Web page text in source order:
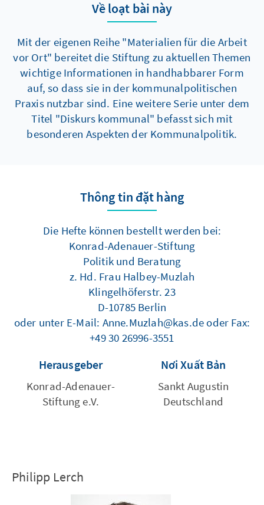
Về loạt bài này
Mit der eigenen Reihe "Materialien für die Arbeit
vor Ort" bereitet die Stiftung zu aktuellen Themen
wichtige Informationen in handhabbarer Form
auf, so dass sie in der kommunalpolitischen
Praxis nutzbar sind. Eine weitere Serie unter dem
Titel "Diskurs kommunal" befasst sich mit
besonderen Aspekten der Kommunalpolitik.
Thông tin đặt hàng
Die Hefte können bestellt werden bei:
Konrad-Adenauer-Stiftung
Politik und Beratung
z. Hd. Frau Halbey-Muzlah
Klingelhöferstr. 23
D-10785 Berlin
oder unter E-Mail: Anne.Muzlah@kas.de oder Fax:
+49 30 26996-3551
Herausgeber
Konrad-Adenauer-
Stiftung e.V.
Nơi Xuất Bản
Sankt Augustin
Deutschland
Philipp Lerch